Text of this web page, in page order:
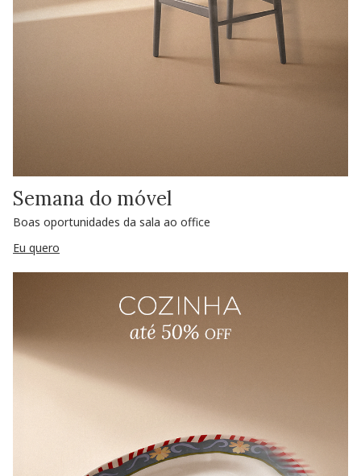
Semana do móvel
Boas oportunidades da sala ao office
Eu quero